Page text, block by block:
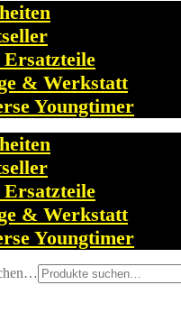
& Werkstatt
Youngtimer
& Werkstatt
Youngtimer